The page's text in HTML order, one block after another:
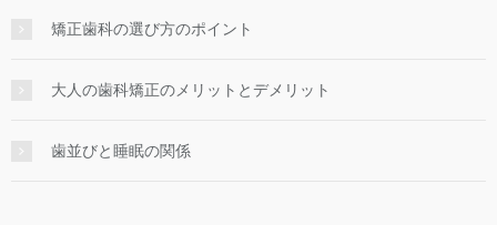
矯正歯科の選び方のポイント
大人の歯科矯正のメリットとデメリット
歯並びと睡眠の関係